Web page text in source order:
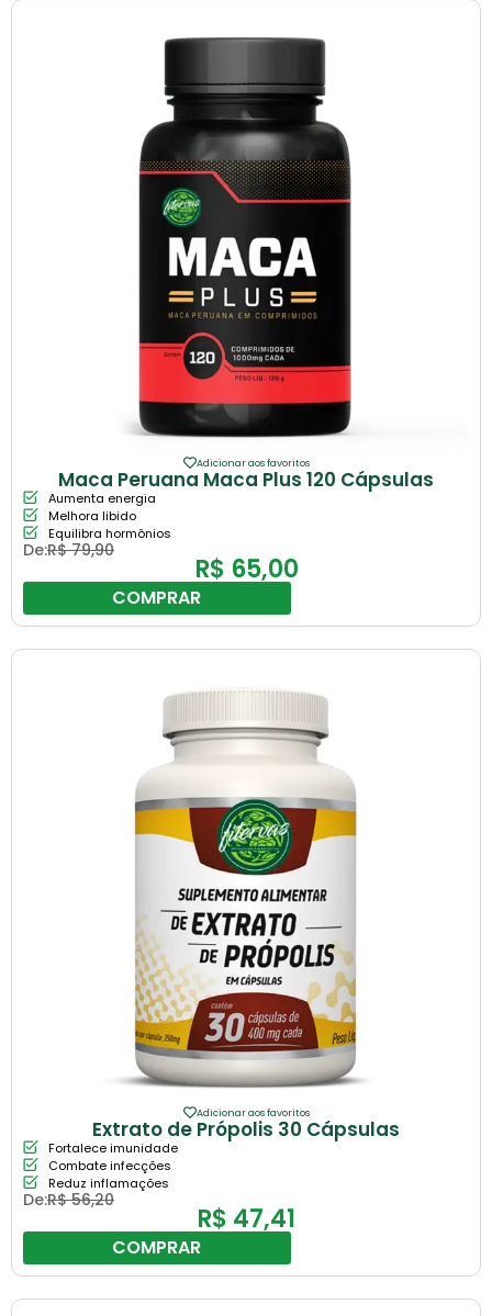
Adicionar aos favoritos
Maca Peruana Maca Plus 120 Cápsulas
Aumenta energia
Melhora libido
Equilibra hormônios
De:R$79,90
R$ 65,00
COMPRAR
Adicionar aos favoritos
Extrato de Própolis 30 Cápsulas
Fortalece imunidade
Combate infecções
Reduz inflamações
De:R$56,20
R$ 47,41
COMPRAR